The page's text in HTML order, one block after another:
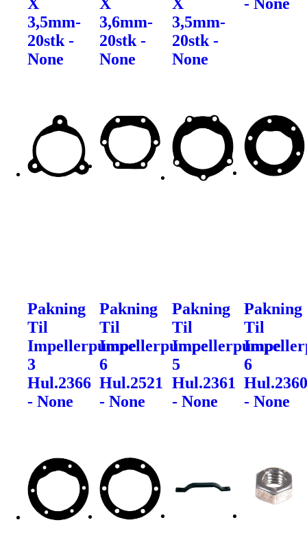
3,5mm-
20stk -
None
3,6mm-
20stk -
None
3,5mm-
20stk -
None
Pakning
Til
Impellerpumpe
3
Hul.2366
- None
Pakning
Til
Impellerpumpe
6
Hul.2521
- None
Pakning
Til
Impellerpumpe
5
Hul.2361
- None
Pakning
Til
6
- None